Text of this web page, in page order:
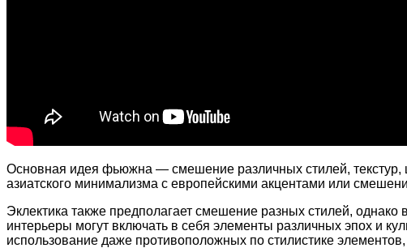
Основная идея фьюжна — смешение различных стилей, текстур,
азиатского минимализма с европейскими акцентами или
Эклектика также предполагает смешение разных стилей,
интерьеры могут включать в себя элементы различных эпох и
использование даже противоположных по стилистике